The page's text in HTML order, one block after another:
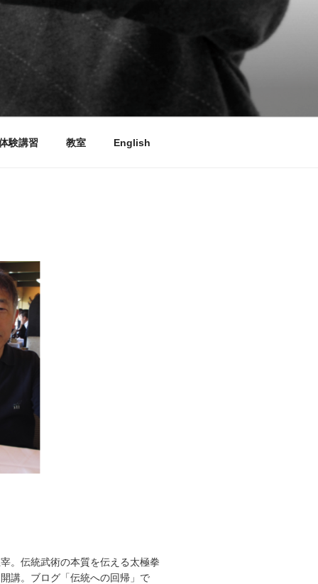
験講習 教室 English
宰。伝統武術の本質を伝える太極拳
講。ブログ「伝統への回帰」で